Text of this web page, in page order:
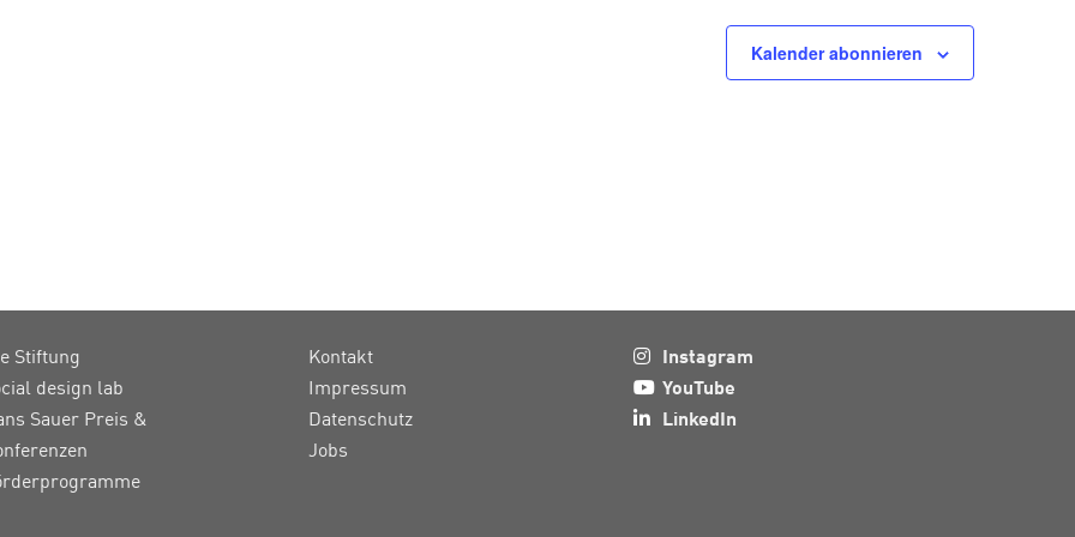
Kalender abonnieren
Stiftung
design lab
Sauer Preis &
Kontakt
Impressum
Datenschutz
Jobs
Instagram
YouTube
LinkedIn